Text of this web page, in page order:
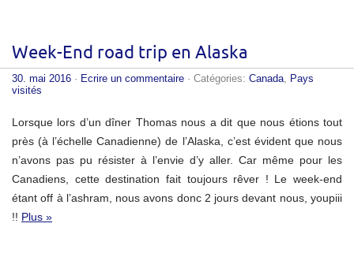
Week-End road trip en Alaska
30. mai 2016 · Ecrire un commentaire · Catégories: Canada, Pays
visités
Lorsque lors d’un dîner Thomas nous a dit que nous étions tout
près (à l’échelle Canadienne) de l’Alaska, c’est évident que nous
n’avons pas pu résister à l’envie d’y aller. Car même pour les
Canadiens, cette destination fait toujours rêver ! Le week-end
étant off à l’ashram, nous avons donc 2 jours devant nous, youpiii
!! Plus »